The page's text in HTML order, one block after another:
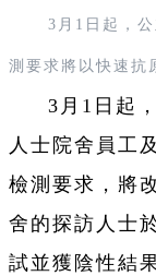
3月1日起，
測要求將以快速抗
3月1日起
人士院舍員工
檢測要求，將
舍的探訪人士
試並獲陰性結